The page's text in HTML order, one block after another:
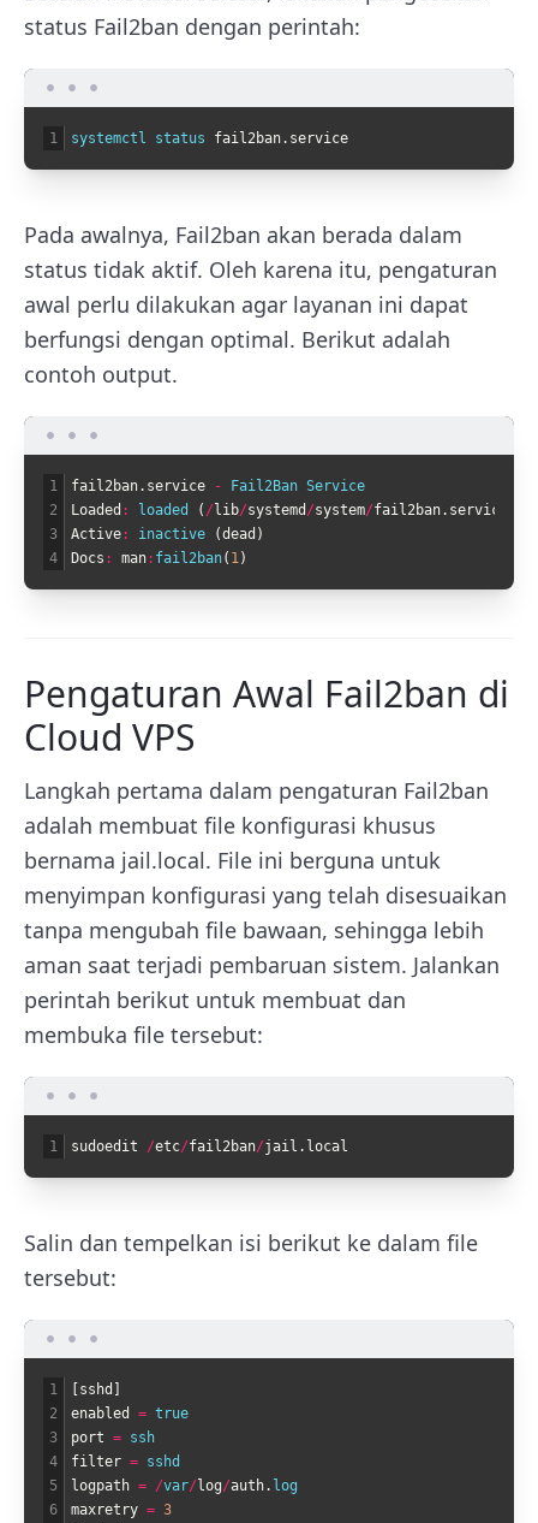
status Fail2ban dengan perintah:
1 systemctl status fail2ban. service
Pada awalnya, Fail2ban akan berada dalam
status tidak aktif. Oleh karena itu, pengaturan
awal perlu dilakukan agar layanan ini dapat
berfungsi dengan optimal. Berikut adalah
contoh output.
1
2
3
4
fail2ban. service - Fail2Ban Service
Loaded : loaded ( /lib/systemd /system/fail2ban. service
Active: inactive (dead )
Docs : man: fail2ban( 1 )
Pengaturan Awal Fail2ban di
Cloud VPS
Langkah pertama dalam pengaturan Fail2ban
adalah membuat file konfigurasi khusus
bernama jail.local. File ini berguna untuk
menyimpan konfigurasi yang telah disesuaikan
tanpa mengubah file bawaan, sehingga lebih
aman saat terjadi pembaruan sistem. Jalankan
perintah berikut untuk membuat dan
membuka file tersebut:
1 sudoedit /etc/fail2ban/jail . local
Salin dan tempelkan isi berikut ke dalam file
tersebut:
1
2
3
4
5
6
[sshd ]
enabled
= true
port = ssh
filter = sshd
logpath = /var/log/auth. log
maxretry = 3